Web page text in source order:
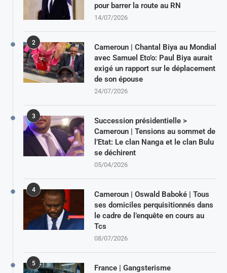
pour barrer la route au RN
14/07/2026
2
Cameroun | Chantal Biya au Mondial
avec Samuel Eto’o: Paul Biya aurait
exigé un rapport sur le déplacement
de son épouse
24/07/2026
3
Succession présidentielle >
Cameroun | Tensions au sommet de
l’Etat: Le clan Nanga et le clan Bulu
se déchirent
05/04/2026
4
Cameroun | Oswald Baboké | Tous
ses domiciles perquisitionnés dans
le cadre de l’enquête en cours au
Tcs
08/07/2026
5
France | Gangsterisme